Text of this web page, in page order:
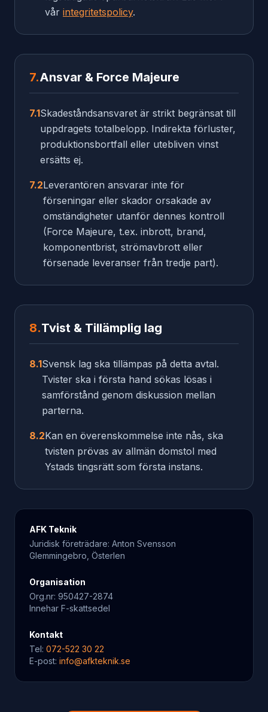
vår integritetspolicy.
7.Ansvar & Force Majeure
7.1Skadeståndsansvaret är strikt begränsat till
uppdragets totalbelopp. Indirekta förluster,
produktionsbortfall eller utebliven vinst
ersätts ej.
7.2Leverantören ansvarar inte för
förseningar eller skador orsakade av
omständigheter utanför dennes kontroll
(Force Majeure, t.ex. inbrott, brand,
komponentbrist, strömavbrott eller
försenade leveranser från tredje part).
8.Tvist & Tillämplig lag
8.1Svensk lag ska tillämpas på detta avtal.
Tvister ska i första hand sökas lösas i
samförstånd genom diskussion mellan
parterna.
8.2Kan en överenskommelse inte nås, ska
tvisten prövas av allmän domstol med
Ystads tingsrätt som första instans.
AFK Teknik
Juridisk företrädare: Anton Svensson
Glemmingebro, Österlen
Organisation
Org.nr: 950427-2874
Innehar F-skattsedel
Kontakt
Tel: 072-522 30 22
E-post: info@afkteknik.se